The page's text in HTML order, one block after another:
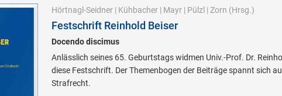
Hörtnagl-Seidner| Kühbacher| Mayr| Pülzl | Zorn (Hrsg.)
Festschrift Reinhold Beiser
Docendo discimus
Anlässlich seines 65. Geburtstags widmen Univ.-Prof. Dr.
diese Festschrift. Der Themenbogen der Beiträge spannt sich
Strafrecht.